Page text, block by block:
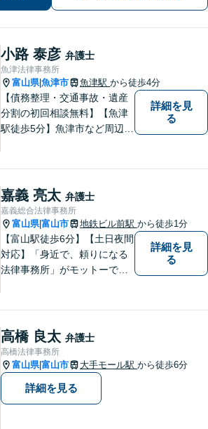
小路 泰彦 弁護士
魚津法律事務所
富山県|魚津市 魚津駅 から徒歩4分
【債務整理・交通事故・遺産
分割の初回相談無料】【魚津
駅徒歩5分】魚津市など周辺地
詳細を見
る
嘉義 亮太 弁護士
嘉義総合法律事務所
富山県|富山市 地鉄ビル前駅 から徒歩1分
【富山駅徒歩6分】【土日夜間
対応】「身近で、頼りになる
法律事務所」がモットーで
す。お悩みになる前に、ご相
談ください。【24Hメール受
付】
詳細を見
る
高橋 良太 弁護士
高橋法律事務所
富山県|富山市 大手モール駅 から徒歩6分
詳細を見る